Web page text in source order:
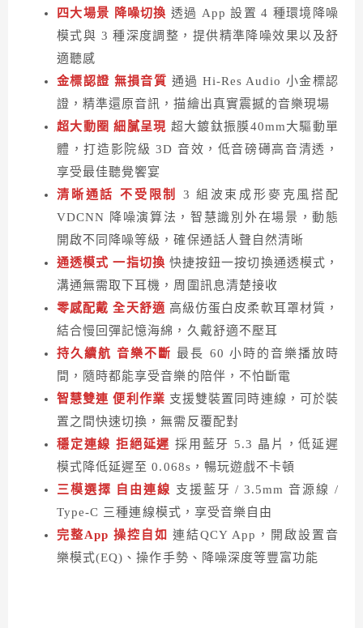
四大場景 降噪切換 透過 App 設置 4 種環境降噪
模式與 3 種深度調整，提供精準降噪效果以及舒
適聽感
金標認證 無損音質 通過 Hi-Res Audio 小金標認
證，精準還原音訊，描繪出真實震撼的音樂現場
超大動圈 細膩呈現 超大鍍鈦振膜40mm大驅動單
體，打造影院級 3D 音效，低音磅礡高音清透，
享受最佳聽覺饗宴
清晰通話 不受限制
3 組波束成形麥克風搭配
VDCNN 降噪演算法，智慧識別外在場景，動態
開啟不同降噪等級，確保通話人聲自然清晰
通透模式 一指切換 快捷按鈕一按切換通透模式，
溝通無需取下耳機，周圍訊息清楚接收
零感配戴 全天舒適 高級仿蛋白皮柔軟耳罩材質，
結合慢回彈記憶海綿，久戴舒適不壓耳
持久續航 音樂不斷 最長 60 小時的音樂播放時
間，隨時都能享受音樂的陪伴，不怕斷電
智慧雙連 便利作業 支援雙裝置同時連線，可於裝
置之間快速切換，無需反覆配對
穩定連線 拒絕延遲 採用藍牙 5.3 晶片，低延遲
模式降低延遲至 0.068s，暢玩遊戲不卡頓
三模選擇 自由連線 支援藍牙 / 3.5mm 音源線 /
Type-C 三種連線模式，享受音樂自由
完整App 操控自如 連結QCY App，開啟設置音
樂模式(EQ)、操作手勢、降噪深度等豐富功能